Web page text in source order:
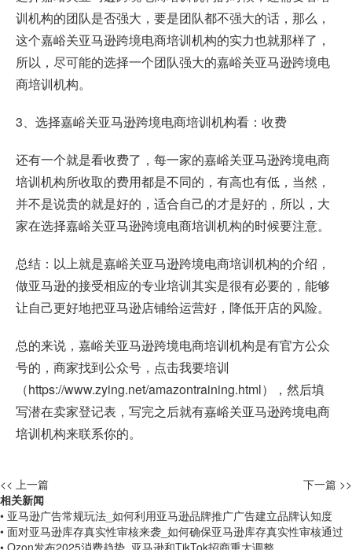
训机构的团队是否强大，要是团队都不强大的话，那么，
这个嘉峪关亚马逊跨境电商培训机构的实力也就那样了，
所以，尽可能的选择一个团队强大的嘉峪关亚马逊跨境电
商培训机构。
3、选择嘉峪关亚马逊跨境电商培训机构看：收费
还有一个就是看收费了，每一家的嘉峪关亚马逊跨境电商
培训机构所收取的费用都是不同的，有高也有低，当然，
并不是说贵的就是好的，适合自己的才是好的，所以，大
家在选择嘉峪关亚马逊跨境电商培训机构的时候要注意。
总结：以上就是嘉峪关亚马逊跨境电商培训机构的介绍，
做亚马逊的接受相应的专业培训其实是很有必要的，能够
让自己更好地把亚马逊店铺给运营好，降低开店的风险。
总的来说，嘉峪关亚马逊跨境电商培训机构是有官方公众
号的，商家找到公众号，点击我要培训
（https://www.zying.net/amazontraining.html），然后填
写潜在卖家登记表，写完之后就有嘉峪关亚马逊跨境电商
培训机构来联系你的。
<< 上一篇
下一篇 >>
相关新闻
• 亚马逊广告常规玩法_如何利用亚马逊品牌推广广告建立品牌认知度
• 面对亚马逊库存真实性审核来袭_如何确保亚马逊库存真实性审核通过